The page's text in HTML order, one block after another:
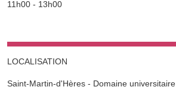
Complément date
11h00 - 13h00
LOCALISATION
Saint-Martin-d'Hères - Domaine universitaire